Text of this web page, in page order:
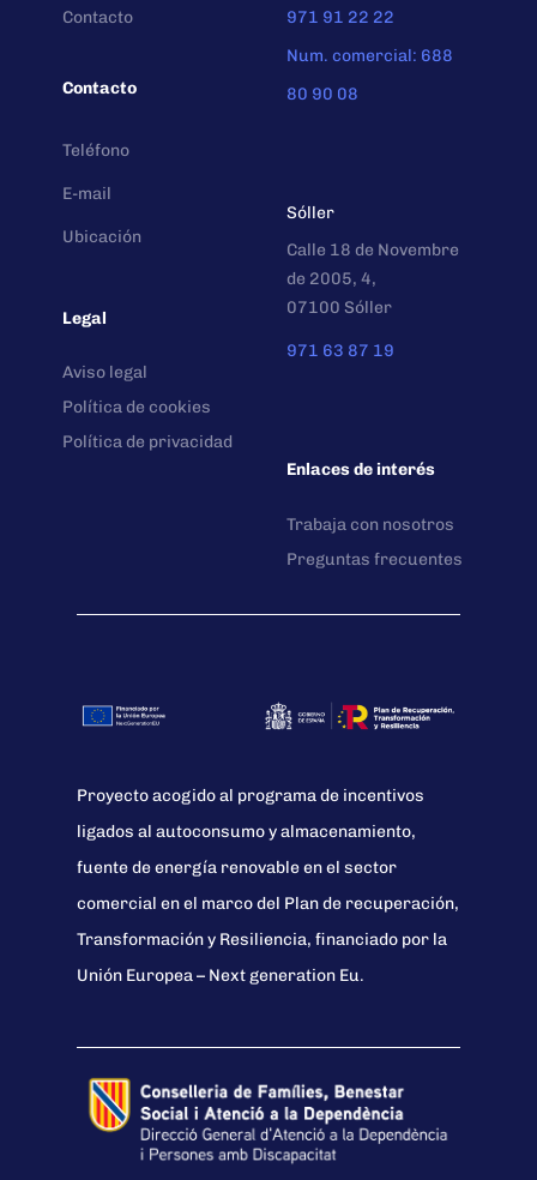
Contacto
Contacto
Teléfono
E-mail
Ubicación
Legal
Aviso legal
Política de cookies
Política de privacidad
971 91 22 22
Num. comercial: 688
80 90 08
Sóller
Calle 18 de Novembre
de 2005, 4,
07100 Sóller
971 63 87 19
Enlaces de interés
Trabaja con nosotros
Preguntas frecuentes
Proyecto acogido al programa de incentivos
ligados al autoconsumo y almacenamiento,
fuente de energía renovable en el sector
comercial en el marco del Plan de recuperación,
Transformación y Resiliencia, financiado por la
Unión Europea – Next generation Eu.